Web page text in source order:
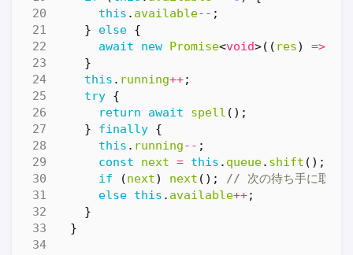
this . available-- ;
}
else {
await
new Promise<void>(( res) =>
}
this . running++;
try {
return
await spell ();
}
finally {
this . running-- ;
const
next = this . queue. shift ();
if
(next) next ();
else this . available++;
}
}